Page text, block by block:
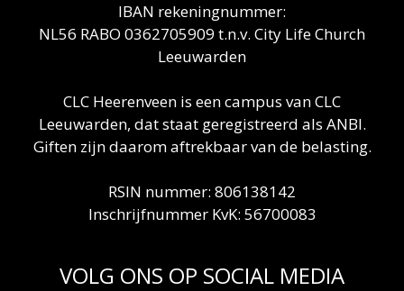
IBAN rekeningnummer:
NL56 RABO 0362705909 t.n.v. City Life Church
Leeuwarden
CLC Heerenveen is een campus van CLC
Leeuwarden, dat staat geregistreerd als ANBI.
Giften zijn daarom aftrekbaar van de belasting.
RSIN nummer: 806138142
Inschrijfnummer KvK: 56700083
VOLG ONS OP SOCIAL MEDIA